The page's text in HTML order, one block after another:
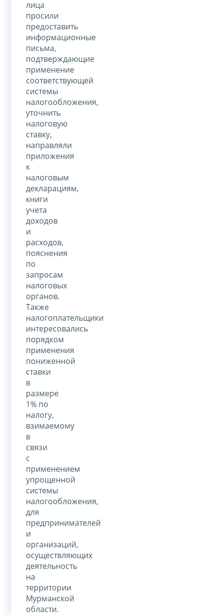
лица
просили
предоставить
информационные
письма,
подтверждающие
применение
соответствующей
системы
налогообложения,
уточнить
налоговую
ставку,
направляли
приложения
к
налоговым
декларациям,
книги
учета
доходов
и
расходов,
пояснения
по
запросам
налоговых
органов.
Также
налогоплательщики
интересовались
порядком
применения
пониженной
ставки
в
размере
1% по
налогу,
взимаемому
в
связи
с
применением
упрощенной
системы
налогообложения,
для
предпринимателей
и
организаций,
осуществляющих
деятельность
на
территории
Мурманской
области.